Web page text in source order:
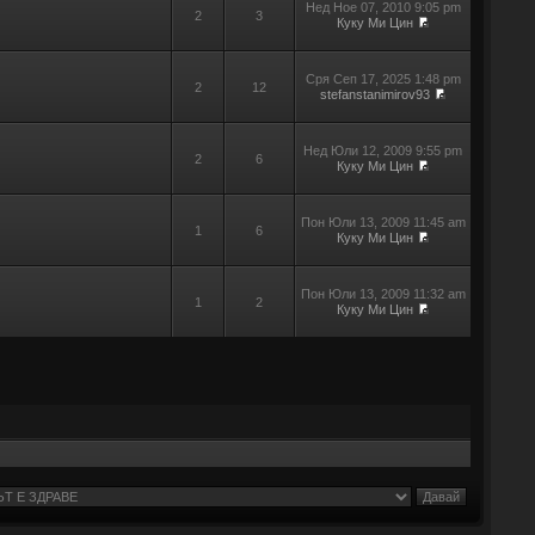
2 3
Нед Ное 07, 2010 9:05 pm
Куку Ми Цин
2 12
Сря Сеп 17, 2025 1:48 pm
stefanstanimirov93
2 6
Нед Юли 12, 2009 9:55 pm
Куку Ми Цин
1 6
Пон Юли 13, 2009 11:45 am
Куку Ми Цин
1 2
Пон Юли 13, 2009 11:32 am
Куку Ми Цин